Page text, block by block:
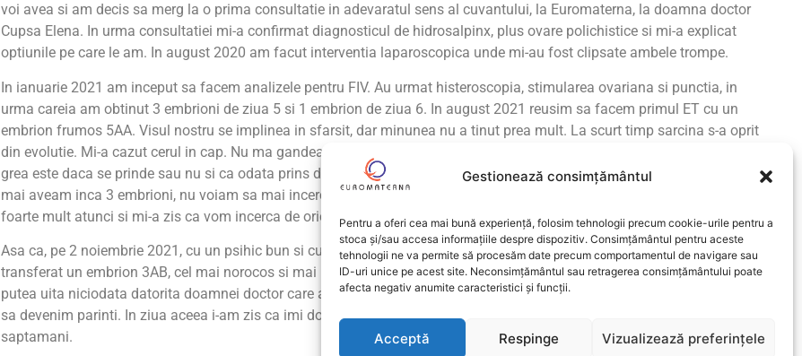
Gestionează consimțământul
Pentru a oferi cea mai bună experiență, folosim tehnologii precum cookie-urile pentru a
stoca și/sau accesa informațiile despre dispozitiv. Consimțământul pentru aceste
tehnologii ne va permite să procesăm date precum comportamentul de navigare sau
ID-uri unice pe acest site. Neconsimțământul sau retragerea consimțământului poate
afecta negativ anumite caracteristici și funcții.
Acceptă Respinge Vizualizează preferințele
voi avea si am decis sa merg la o prima consultatie in adevaratul sens al cuvantului, la Euromaterna, la doamna doctor
Cupsa Elena. In urma consultatiei mi-a confirmat diagnosticul de hidrosalpinx, plus ovare polichistice si mi-a explicat
optiunile pe care le am. In august 2020 am facut interventia laparoscopica unde mi-au fost clipsate ambele trompe.
In ianuarie 2021 am inceput sa facem analizele pentru FIV. Au urmat histeroscopia, stimularea ovariana si punctia, in
urma careia am obtinut 3 embrioni de ziua 5 si 1 embrion de ziua 6. In august 2021 reusim sa facem primul ET cu un
embrion frumos 5AA. Visul nostru se implinea in sfarsit, dar minunea nu a tinut prea mult. La scurt timp sarcina s-a oprit
din evolutie. Mi-a cazut cerul in cap. Nu ma gandeam vreodata ca ni se poate intampla asta. Credeam ca singura parte
grea este daca se prinde sau nu si ca odata prins de mine nu se va putea intampla nimic rau. Atunci am zis ca gata. Desi
mai aveam inca 3 embrioni, nu voiam sa mai incerc, imi era frica sa nu mai trec iar prin asta. Sotul meu m-a sprijinit
foarte mult atunci si mi-a zis ca vom incerca de oricate ori va fi nevoie pana vom reusi.
Asa ca, pe 2 noiembrie 2021, cu un psihic bun si cu o parte din mine care credea ca vom reusi facem al doilea ET. Am
transferat un embrion 3AB, cel mai norocos si mai puternic. Ziua transferului este o zi plina de emotii, pe care nu o voi
putea uita niciodata datorita doamnei doctor care a fost minunata. S-a vazut si s-a simtit dorinta ei de a reusi sa ne faca
sa devenim parinti. In ziua aceea i-am zis ca imi doresc mult un baietel, iar acum am in burtica un baietel minunat de 17
saptamani.